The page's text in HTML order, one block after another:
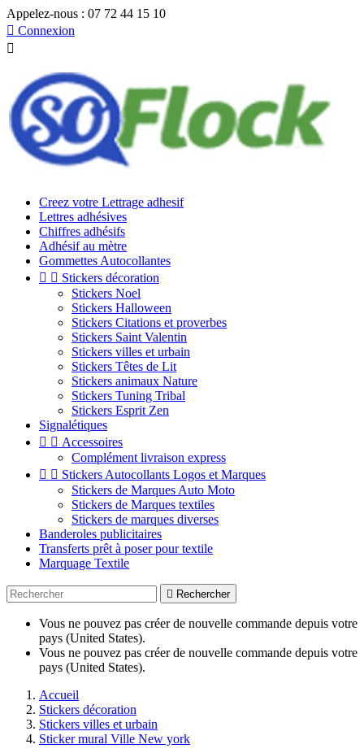
Appelez-nous : 07 72 44 15 10
 Connexion

Creez votre Lettrage adhesif
Lettres adhésives
Chiffres adhésifs
Adhésif au mètre
Gommettes Autocollantes
  Stickers décoration
Stickers Noel
Stickers Halloween
Stickers Citations et proverbes
Stickers Saint Valentin
Stickers villes et urbain
Stickers Têtes de Lit
Stickers animaux Nature
Stickers Tuning Tribal
Stickers Esprit Zen
Signalétiques
  Accessoires
Complément livraison express
  Stickers Autocollants Logos et Marques
Stickers de Marques Auto Moto
Stickers de Marques textiles
Stickers de marques diverses
Banderoles publicitaires
Transferts prêt à poser pour textile
Marquage Textile
 Rechercher
Vous ne pouvez pas créer de nouvelle commande depuis votre
pays (United States).
Vous ne pouvez pas créer de nouvelle commande depuis votre
pays (United States).
Accueil
Stickers décoration
Stickers villes et urbain
Sticker mural Ville New york